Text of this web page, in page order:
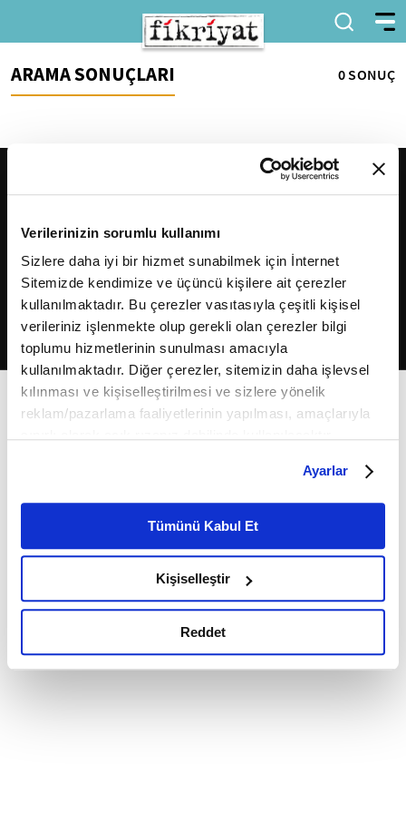
Verilerinizin sorumlu kullanımı
Sizlere daha iyi bir hizmet sunabilmek için İnternet
Sitemizde kendimize ve üçüncü kişilere ait çerezler
kullanılmaktadır. Bu çerezler vasıtasıyla çeşitli kişisel
verileriniz işlenmekte olup gerekli olan çerezler bilgi
toplumu hizmetlerinin sunulması amacıyla
kullanılmaktadır. Diğer çerezler, sitemizin daha işlevsel
kılınması ve kişiselleştirilmesi ve sizlere yönelik
reklam/pazarlama faaliyetlerinin yapılması, amaçlarıyla
belirleyebilirsiniz. Çerezlere ilişkin detaylı bilgi için
Ayarlar butonuna tıklayabilir,Çerez Bilgilendirme
Metnimizi ziyaret edebilirsiniz.
6698 sayılı Kişisel Verilerin Korunması Kanunu uyarınca
okumak ve sitemizi ziyaretiniz kapsamında
gerçekleştirilen veri işleme faaliyetleri ile ilgili daha
detaylı bilgi almak için lütfentıklayınız.
Ayarlar
Tümünü Kabul Et
Kişiselleştir
Reddet
ARAMA SONUÇLARI 0 SONUÇ
2026Fikriyat. Tüm hakları saklıdır.